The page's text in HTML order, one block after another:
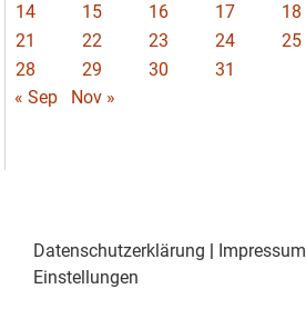
14
15 16 17 18
21
22 23 24 25
28
29 30
31
« Sep
Nov »
Datenschutzerklärung Impressum
Einstellungen